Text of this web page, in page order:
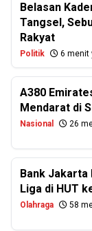
Belasan
Tangsel,
Rakyat
Politik 6 menit
A380
Mendarat di
Nasional 26
Bank Jakarta
Liga di HUT
Olahraga 58